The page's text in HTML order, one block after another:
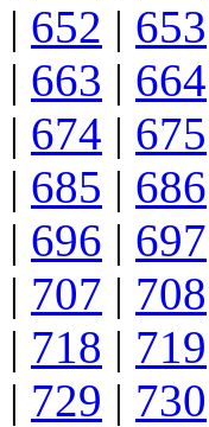
| 652 | 653
| 663 | 664
| 674 | 675
| 685 | 686
| 696 | 697
| 707 | 708
| 718 | 719
| 729 | 730